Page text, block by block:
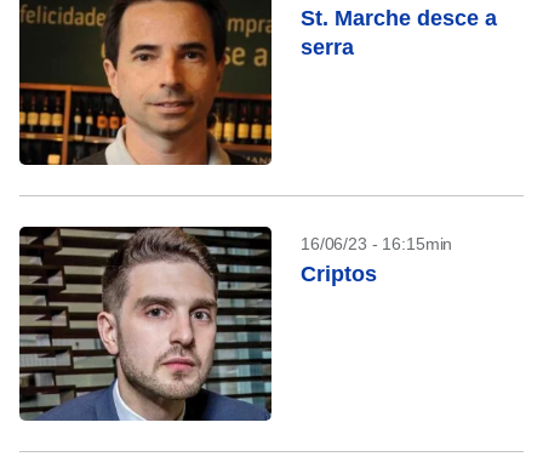
St. Marche desce a
serra
16/06/23 - 16:15min
Criptos